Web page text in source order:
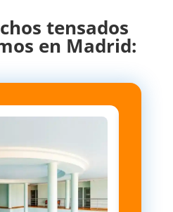
tensados
en Madrid: